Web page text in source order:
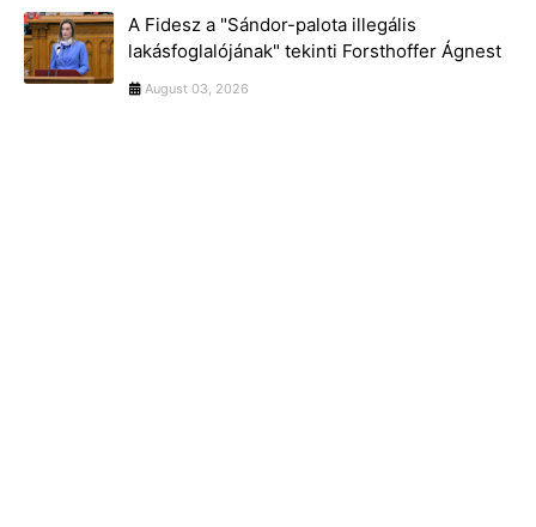
A Fidesz a "Sándor-palota illegális
lakásfoglalójának" tekinti Forsthoffer Ágnest
August 03, 2026